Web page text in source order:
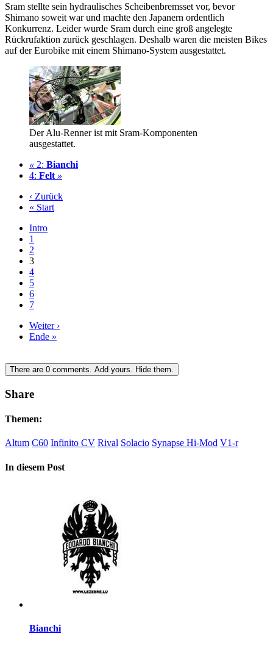
Sram stellte sein hydraulisches Scheibenbremsset vor, bevor
Shimano soweit war und machte den Japanern ordentlich
Konkurrenz. Leider wurde Sram durch eine groß angelegte
Rückrufaktion zurück geschlagen. Deshalb waren die meisten Bikes
auf der Eurobike mit einem Shimano-System ausgestattet.
Der Alu-Renner ist mit Sram-Komponenten
ausgestattet.
« 2: Bianchi
4: Felt »
‹ Zurück
« Start
Intro
1
2
3
4
5
6
7
Weiter ›
Ende »
There are 0 comments. Add yours. Hide them.
Share
Themen:
Altum C60 Infinito CV Rival Solacio Synapse Hi-Mod V1-r
In diesem Post
Bianchi